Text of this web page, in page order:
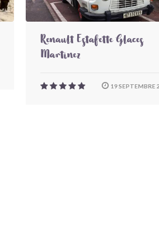
Renault Estafette Glaces
Martinez
19 SEPTEMBRE